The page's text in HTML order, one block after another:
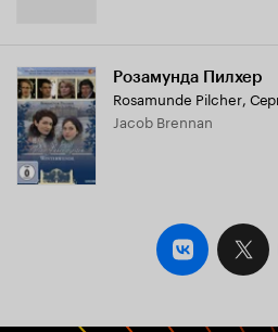
Розамунда Пилхер
Rosamunde Pilcher,
Jacob Brennan